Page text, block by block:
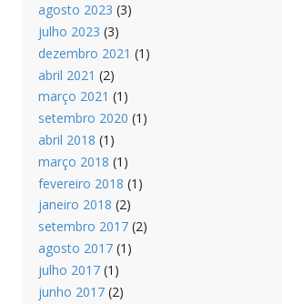
agosto 2023 (3)
julho 2023 (3)
dezembro 2021 (1)
abril 2021 (2)
março 2021 (1)
setembro 2020 (1)
abril 2018 (1)
março 2018 (1)
fevereiro 2018 (1)
janeiro 2018 (2)
setembro 2017(2)
agosto 2017(1)
julho 2017(1)
junho 2017(2)